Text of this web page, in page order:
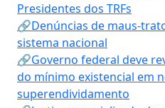
Presidentes dos TRFs
🔗Denúncias de maus-
sistema nacional
🔗Governo federal deve
do mínimo existencial em
superendividamento